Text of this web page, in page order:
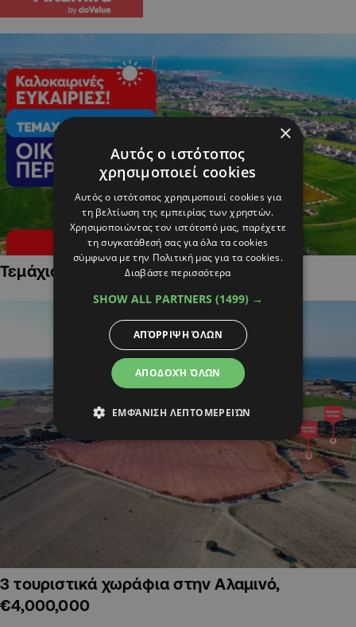
Τεμάχια Γης σε Οικιστικές Περιοχές
3 τουριστικά χωράφια στην Αλαμινό,
€4,000,000
×
Αυτός ο ιστότοπος
χρησιμοποιεί cookies
Αυτός ο ιστότοπος χρησιμοποιεί cookies για
τη βελτίωση της εμπειρίας των χρηστών.
Χρησιμοποιώντας τον ιστότοπό μας, παρέχετε
τη συγκατάθεσή σας για όλα τα cookies
σύμφωνα με την Πολιτική μας για τα cookies.
Διαβάστε περισσότερα
SHOW ALL PARTNERS (1499) →
ΑΠΟΔΟΧΉ ΌΛΩΝ
ΑΠΌΡΡΙΨΗ ΌΛΩΝ
ΕΜΦΆΝΙΣΗ ΛΕΠΤΟΜΕΡΕΙΏΝ